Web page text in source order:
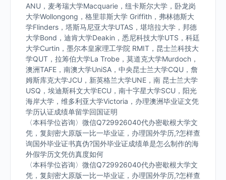
ANU，麦考瑞大学Macquarie，纽卡斯尔大学，卧龙岗
大学Wollongong，格里菲斯大学 Griffith，弗林德斯大
学Flinders，塔斯马尼亚大学UTAS，堪培拉大学，邦德
大学Bond，迪肯大学Deakin，悉尼科技大学UTS，科廷
大学Curtin，墨尔本皇家理工学院 RMIT，昆士兰科技大
学QUT，拉筹伯大学La Trobe，莫道克大学Murdoch，
澳洲TAFE，南澳大学UniSA，中央昆士兰大学CQU，詹
姆斯库克大学JCU，新英格兰大学UNE，南 昆士兰大学
USQ，埃迪斯科文大学ECU，南十字星大学SCU，阳光
海岸大学，维多利亚大学Victoria，办理澳洲毕业证文凭
学历认证成绩单留学回国证明
〈本科学位咨询〉微信Q729926040代办密歇根大学文
凭，复刻密大原版一比一毕业证，办理国外学历,?怎样查
询国外毕业证书真伪?国外毕业证成绩单是怎么制作的海
外假学历文凭仿真度如何
〈本科学位咨询〉微信Q729926040代办密歇根大学文
凭，复刻密大原版一比一毕业证，办理国外学历,?怎样查